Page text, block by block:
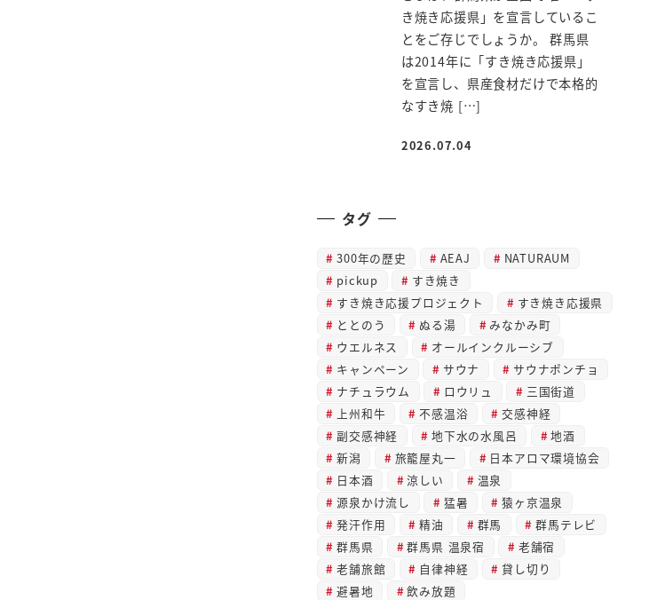
き焼き応援県」を宣言しているこ
とをご存じでしょうか。 群馬県
は2014年に「すき焼き応援県」
を宣言し、県産食材だけで本格的
なすき焼 […]
投稿日
2026.07.04
タグ
300年の歴史 AEAJ
NATURAUM
pickup
すき焼き
すき焼き応援プロジェクト
すき焼き応援県
ととのう
ぬる湯
みなかみ町
ウエルネス
オールインクルーシブ
キャンペーン
サウナ
サウナポンチョ
ナチュラウム
ロウリュ
三国街道
上州和牛
不感温浴
交感神経
副交感神経
地下水の水風呂
地酒
新潟
旅籠屋丸一
日本アロマ環境協会
日本酒
涼しい
温泉
源泉かけ流し
猛暑
猿ヶ京温泉
発汗作用
精油 群馬
群馬テレビ
群馬県
群馬県 温泉宿
老舗宿
老舗旅館
自律神経
貸し切り
避暑地
飲み放題